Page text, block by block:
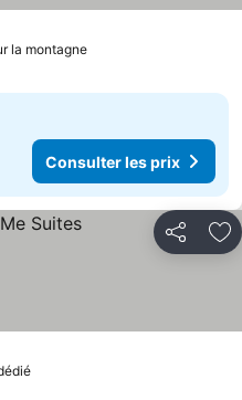
la montagneConsulter les prix
Consulter les prix
Partager
Consulter les prix
les prix